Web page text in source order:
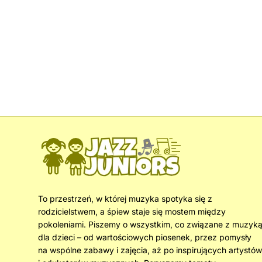
To przestrzeń, w której muzyka spotyka się z
rodzicielstwem, a śpiew staje się mostem między
pokoleniami. Piszemy o wszystkim, co związane z muzyką
dla dzieci – od wartościowych piosenek, przez pomysły
na wspólne zabawy i zajęcia, aż po inspirujących artystów